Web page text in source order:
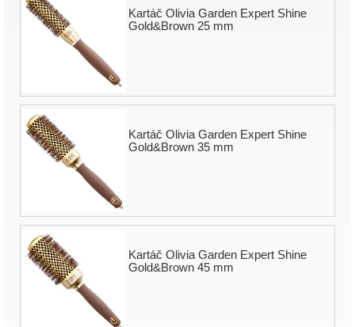
Kartáč Olivia Garden Expert Shine
Gold&Brown 25 mm
Kartáč Olivia Garden Expert Shine
Gold&Brown 35 mm
Kartáč Olivia Garden Expert Shine
Gold&Brown 45 mm